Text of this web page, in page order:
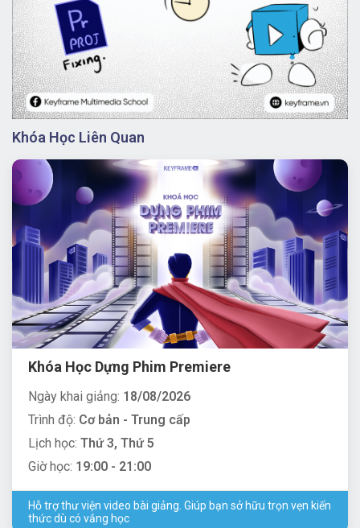
Khóa Học Liên Quan
Khóa Học Dựng Phim Premiere
Ngày khai giảng: 18/08/2026
Trình độ: Cơ bản - Trung cấp
Lịch học: Thứ 3, Thứ 5
Giờ học: 19:00 - 21:00
Hỗ trợ thư viện video bài giảng. Giúp bạn sở hữu trọn vẹn kiến
thức dù có vắng học